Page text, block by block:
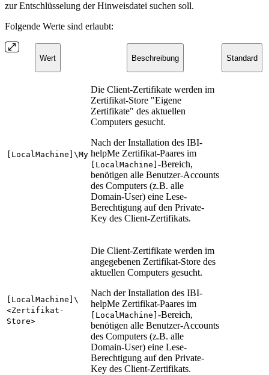
zur Entschlüsselung der Hinweisdatei suchen soll.
Folgende Werte sind erlaubt:
Wert Beschreibung Standard
[LocalMachine]\My
Die Client-Zertifikate werden im
Zertifikat-Store "Eigene
Zertifikate" des aktuellen
Computers gesucht.
Nach der Installation des IBI-
helpMe Zertifikat-Paares im
[LocalMachine] -Bereich,
benötigen alle Benutzer-Accounts
des Computers (z.B. alle
Domain-User) eine Lese-
Berechtigung auf den Private-
Key des Client-Zertifikats.
[LocalMachine]\
<Zertifikat-
Store>
Die Client-Zertifikate werden im
angegebenen Zertifikat-Store des
aktuellen Computers gesucht.
Nach der Installation des IBI-
helpMe Zertifikat-Paares im
[LocalMachine] -Bereich,
benötigen alle Benutzer-Accounts
des Computers (z.B. alle
Domain-User) eine Lese-
Berechtigung auf den Private-
Key des Client-Zertifikats.